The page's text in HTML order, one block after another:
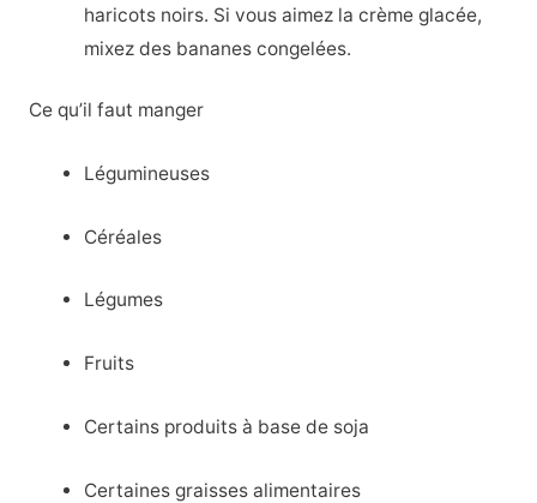
haricots noirs. Si vous aimez la crème glacée,
mixez des bananes congelées.
Ce qu’il faut manger
Légumineuses
Céréales
Légumes
Fruits
Certains produits à base de soja
Certaines graisses alimentaires